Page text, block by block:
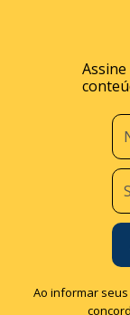
Ao informar